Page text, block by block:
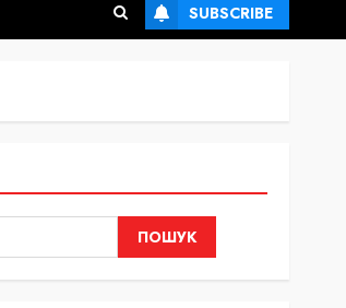
SUBSCRIBE
ПОШУК